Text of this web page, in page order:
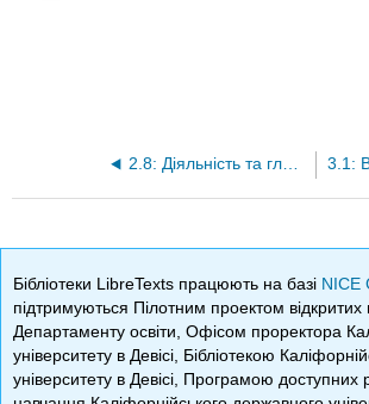
2.8: Діяльність та глосарій 3.1:
Бібліотеки LibreTexts працюють на базі NICE
підтримуються Пілотним проектом відкритих
Департаменту освіти, Офісом проректора
університету в Девісі, Бібліотекою
університету в Девісі, Програмою доступних